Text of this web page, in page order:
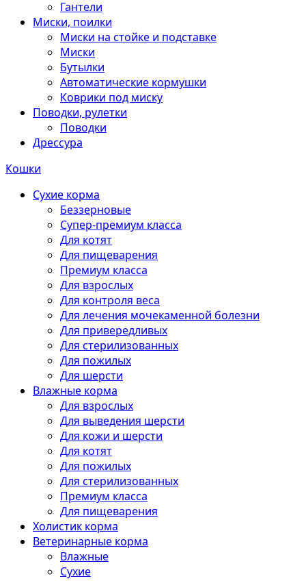
Гантели
Миски, поилки
Миски на стойке и подставке
Миски
Бутылки
Автоматические кормушки
Коврики под миску
Поводки, рулетки
Поводки
Дрессура
Кошки
Сухие корма
Беззерновые
Супер-премиум класса
Для котят
Для пищеварения
Премиум класса
Для взрослых
Для контроля веса
Для лечения мочекаменной болезни
Для привередливых
Для стерилизованных
Для пожилых
Для шерсти
Влажные корма
Для взрослых
Для выведения шерсти
Для кожи и шерсти
Для котят
Для пожилых
Для стерилизованных
Премиум класса
Для пищеварения
Холистик корма
Ветеринарные корма
Влажные
Сухие